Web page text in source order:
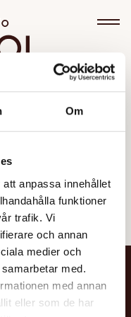
Om
anpassa innehållet
funktioner
trafik. Vi
och annan
medier och
med.
med annan
eller som de har